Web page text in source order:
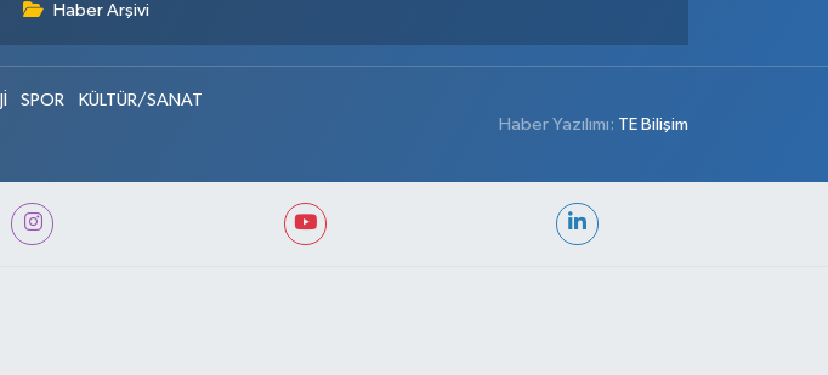
Haber Arşivi
SPOR
KÜLTÜR/SANAT
Haber Yazılımı: TE Bilişim